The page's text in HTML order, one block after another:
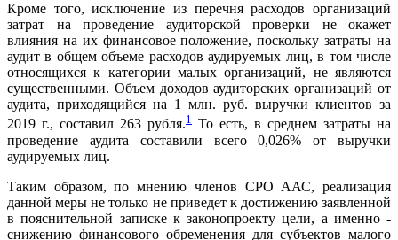
Кроме того, исключение из перечня расходов организаций
затрат на проведение аудиторской проверки не окажет
влияния на их финансовое положение, поскольку затраты на
аудит в общем объеме расходов аудируемых лиц, в том числе
относящихся к категории малых организаций, не являются
существенными. Объем доходов аудиторских организаций от
аудита, приходящийся на 1 млн. руб. выручки клиентов за
2019 г., составил 263 рубля.1 То есть, в среднем затраты на
проведение аудита составили всего 0,026% от выручки
аудируемых лиц.
Таким образом, по мнению членов СРО ААС, реализация
данной меры не только не приведет к достижению заявленной
в пояснительной записке к законопроекту цели, а именно -
снижению финансового обременения для субъектов малого